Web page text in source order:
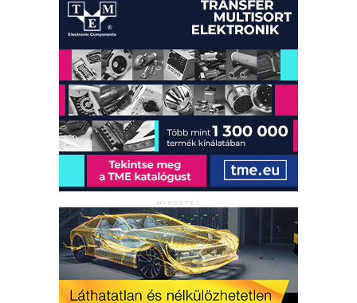
HIRDETÉS